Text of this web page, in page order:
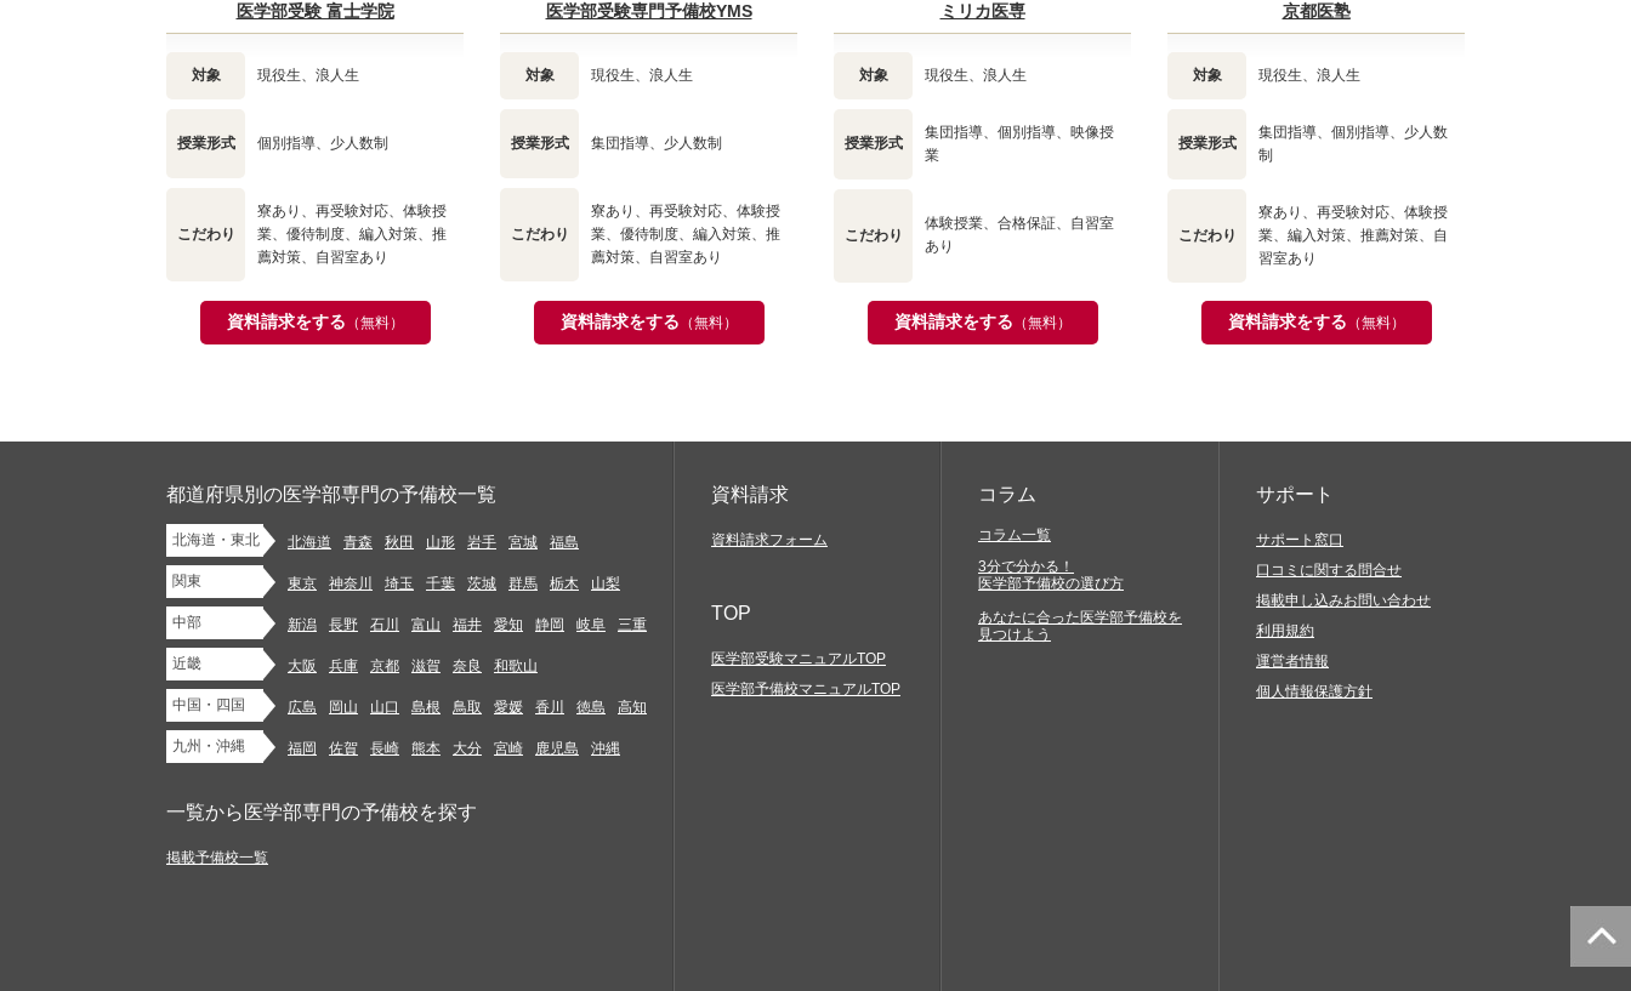
医学部受験 富士学院
対象 現役生、浪人生
授業形式 個別指導、少人数制
こだわり
寮あり、再受験対応、体験授
業、優待制度、編入対策、推
薦対策、自習室あり
資料請求をする （無料）
医学部受験専門予備校YMS
対象 現役生、浪人生
授業形式 集団指導、少人数制
こだわり
寮あり、再受験対応、体験授
業、優待制度、編入対策、推
薦対策、自習室あり
資料請求をする （無料）
ミリカ医専
対象 現役生、浪人生
授業形式
集団指導、個別指導、映像授
業
こだわり
体験授業、合格保証、自習室
あり
資料請求をする （無料）
京都医塾
対象 現役生、浪人生
授業形式
集団指導、個別指導、少人数
制
こだわり
寮あり、再受験対応、体験授
業、編入対策、推薦対策、自
習室あり
資料請求をする （無料）
都道府県別の医学部専門の予備校一覧
北海道・東北 北海道 青森 秋田 山形 岩手 宮城 福島
関東 東京 神奈川 埼玉 千葉 茨城 群馬 栃木 山梨
中部 新潟 長野 石川 富山 福井 愛知 静岡 岐阜 三重
近畿 大阪 兵庫 京都 滋賀 奈良 和歌山
中国・四国 広島 岡山 山口 島根 鳥取 愛媛 香川 徳島 高知
九州・沖縄 福岡 佐賀 長崎 熊本 大分 宮崎 鹿児島 沖縄
一覧から医学部専門の予備校を探す
掲載予備校一覧
資料請求
資料請求フォーム
TOP
医学部受験マニュアルTOP
医学部予備校マニュアルTOP
コラム
コラム一覧
3分で分かる！
医学部予備校の選び方
あなたに合った医学部予備校を
見つけよう
サポート
サポート窓口
口コミに関する問合せ
掲載申し込みお問い合わせ
利用規約
運営者情報
個人情報保護方針